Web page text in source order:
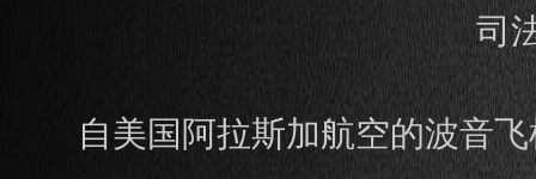
司
自美国阿拉斯加航空的波音